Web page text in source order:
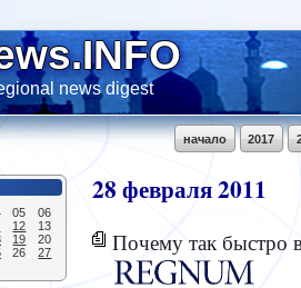
news digest
2017
начало
05
06
12
13
19
20
26
27
28февраля2011
Почему так быстро взорвался весь